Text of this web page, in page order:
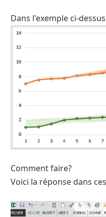
Dans l'exemple ci-
Comment faire?
Voici la réponse dans
Lecteur